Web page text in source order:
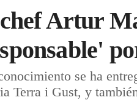
Artur
se ha
Terra i Gust, y